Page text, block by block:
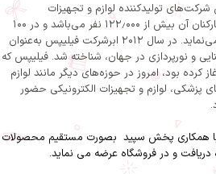
تولیدکننده لوازم و تجهیزات
الکترونیکی جهان است، که شمار کارکنان آن بیش از ۱۲۲٫۰۰۰ نفر می‌باشد و در ۱۰۰
کشور جهان، خدمات خود را ارائه می‌نماید. در سال ۲۰۱۲ ابرشرکت فیلیپس به‌عنوان
و نورپردازی در جهان، شناخته شد. فیلیپس که
کرده بود، امروز در حوزه‌های دیگر مانند لوازم
لوازم و تجهیزات الکترونیکی حضور
همکاری پخش سپید بصورت مستقیم محصولات
دریافت و در فروشگاه عرضه می نماید.